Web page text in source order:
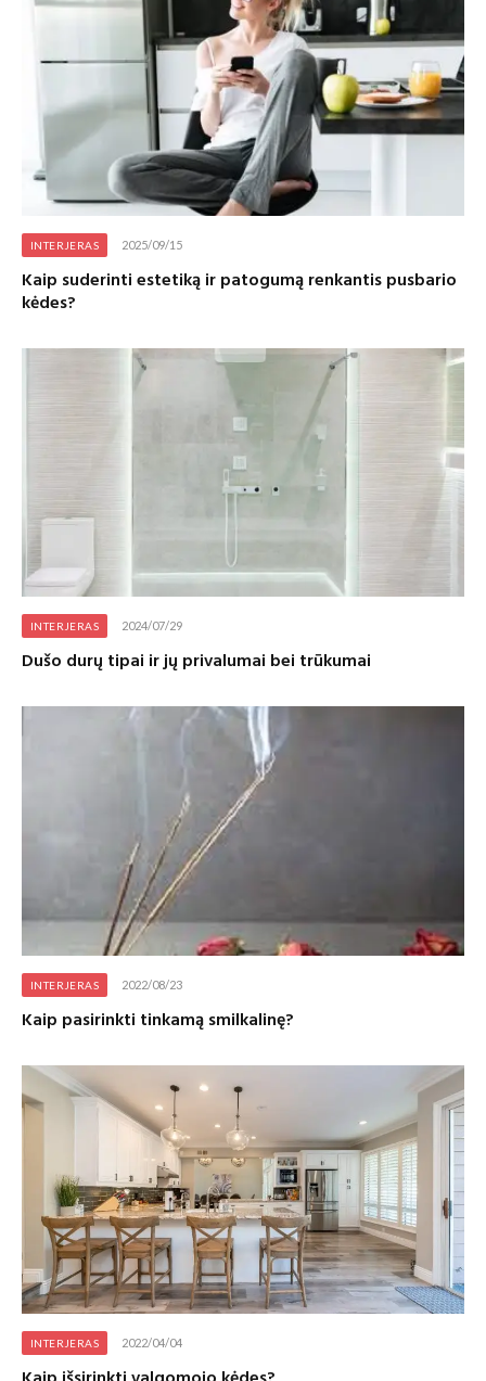
INTERJERAS 2025/09/15
Kaip suderinti estetiką ir patogumą renkantis pusbario
kėdes?
INTERJERAS 2024/07/29
Dušo durų tipai ir jų privalumai bei trūkumai
INTERJERAS 2022/08/23
Kaip pasirinkti tinkamą smilkalinę?
INTERJERAS 2022/04/04